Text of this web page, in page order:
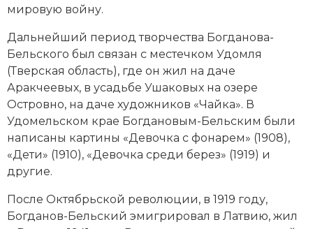
мировую войну.
Дальнейший период творчества Богданова-
Бельского был связан с местечком Удомля
(Тверская область), где он жил на даче
Аракчеевых, в усадьбе Ушаковых на озере
Островно, на даче художников «Чайка». В
Удомельском крае Богдановым-Бельским были
написаны картины «Девочка с фонарем» (1908),
«Дети» (1910), «Девочка среди берез» (1919) и
другие.
После Октябрьской революции, в 1919 году,
Богданов-Бельский эмигрировал в Латвию, жил